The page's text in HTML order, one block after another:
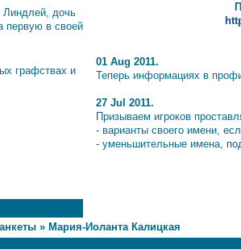
Линдлей, дочь
первую в своей
графствах и
01 Aug 2011.
Теперь информациях в
27 Jul 2011.
Призываем игроков
- варианты своего имени,
- уменьшительные имена,
» Мария-Иоланта Калицкая